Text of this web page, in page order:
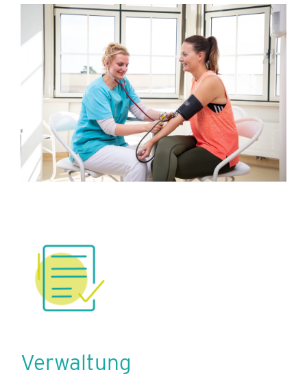
Verwaltung